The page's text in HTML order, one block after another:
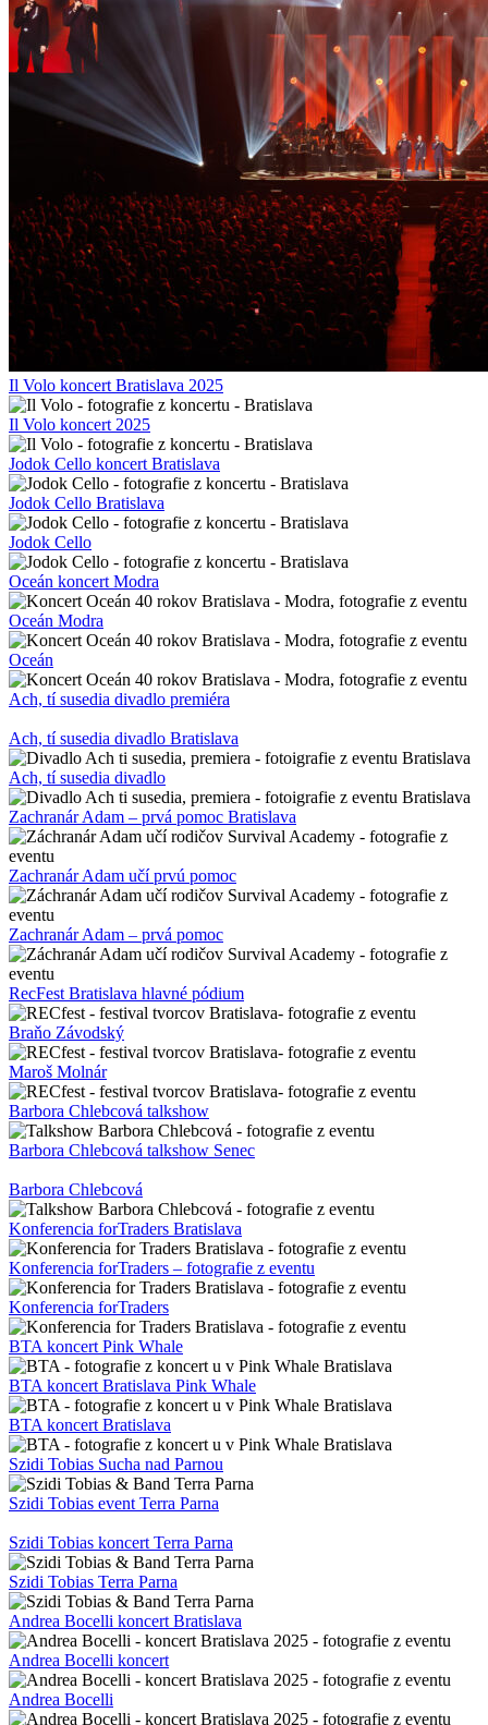
Il Volo koncert Bratislava 2025
Il Volo koncert 2025
Jodok Cello koncert Bratislava
Jodok Cello Bratislava
Jodok Cello
Oceán koncert Modra
Oceán Modra
Oceán
Ach, tí susedia divadlo premiéra
Ach, tí susedia divadlo Bratislava
Ach, tí susedia divadlo
Zachranár Adam – prvá pomoc Bratislava
Zachranár Adam učí prvú pomoc
Zachranár Adam – prvá pomoc
RecFest Bratislava hlavné pódium
Braňo Závodský
Maroš Molnár
Barbora Chlebcová talkshow
Barbora Chlebcová talkshow Senec
Barbora Chlebcová
Konferencia forTraders Bratislava
Konferencia forTraders – fotografie z eventu
Konferencia forTraders
BTA koncert Pink Whale
BTA koncert Bratislava Pink Whale
BTA koncert Bratislava
Szidi Tobias Sucha nad Parnou
Szidi Tobias event Terra Parna
Szidi Tobias koncert Terra Parna
Szidi Tobias Terra Parna
Andrea Bocelli koncert Bratislava
Andrea Bocelli koncert
Andrea Bocelli